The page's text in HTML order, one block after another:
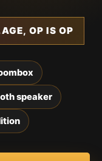
OP IS OP
speaker